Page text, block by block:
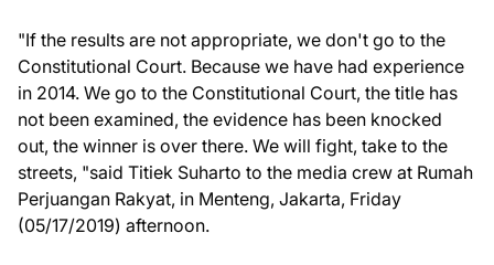
"If the results are not appropriate, we don't go to the
Constitutional Court. Because we have had experience
in 2014. We go to the Constitutional Court, the title has
not been examined, the evidence has been knocked
out, the winner is over there. We will fight, take to the
streets, "said Titiek Suharto to the media crew at Rumah
Perjuangan Rakyat, in Menteng, Jakarta, Friday
(05/17/2019) afternoon.